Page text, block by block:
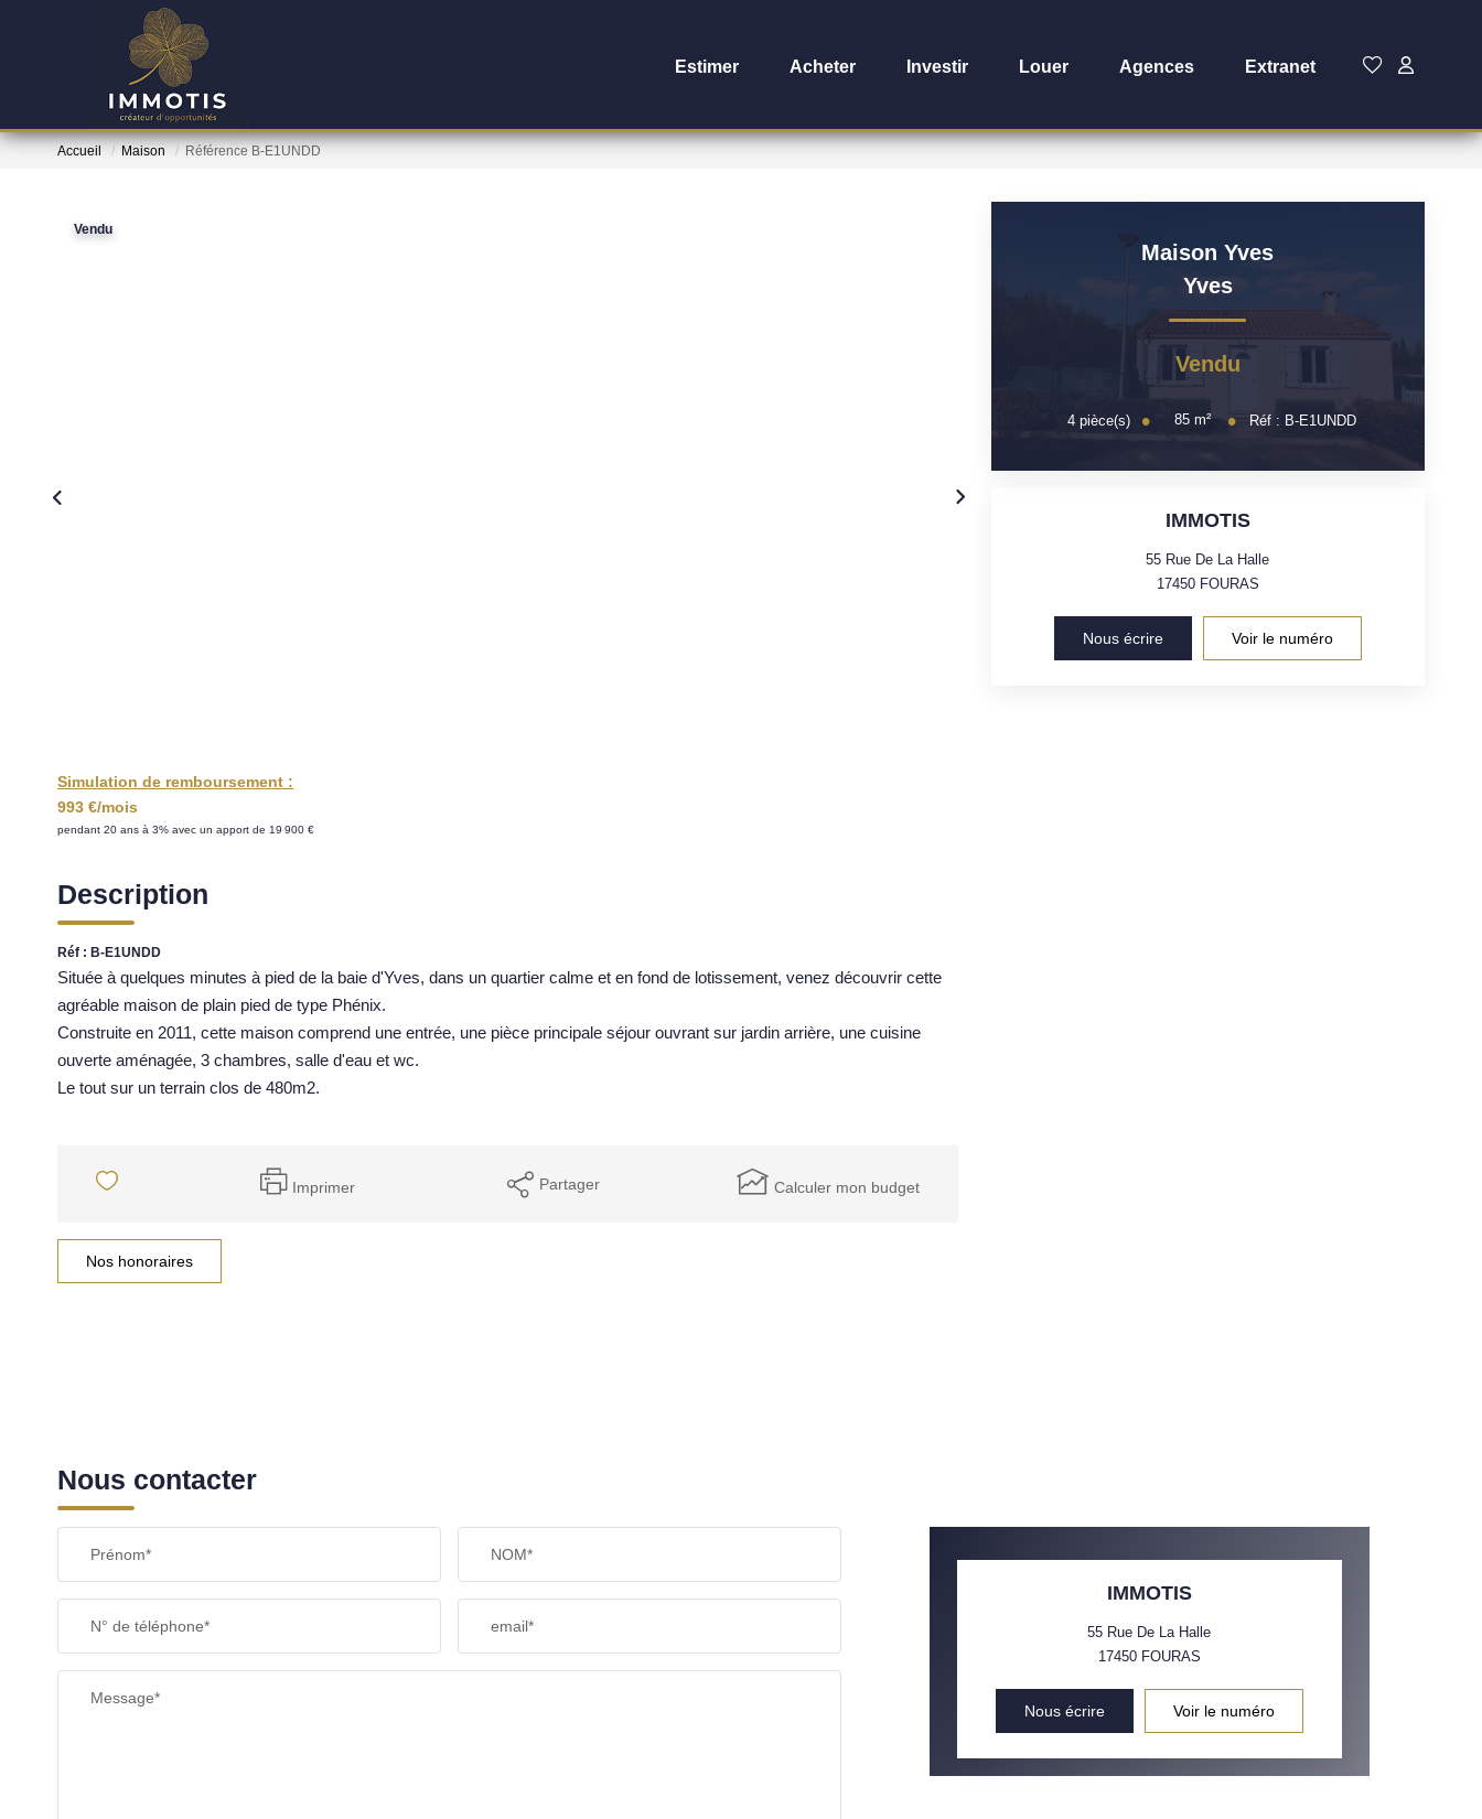
Estimer Acheter Investir Louer Agences Extranet
Accueil Maison Référence B-E1UNDD
Vendu
Simulation de remboursement :
993 €/mois
pendant 20 ans à 3% avec un apport de 19 900 €
Description
Réf : B-E1UNDD
Située à quelques minutes à pied de la baie d'Yves, dans un quartier calme et en fond de lotissement, venez découvrir cette
agréable maison de plain pied de type Phénix.
Construite en 2011, cette maison comprend une entrée, une pièce principale séjour ouvrant sur jardin arrière, une cuisine
ouverte aménagée, 3 chambres, salle d'eau et wc.
Le tout sur un terrain clos de 480m2.
Imprimer Partager Calculer mon budget
Nos honoraires
Maison Yves
Yves
Vendu
4pièce(s) 85m² Réf : B-E1UNDD
IMMOTIS
55 Rue De La Halle
17450 FOURAS
Nous écrire Voir le numéro
Nous contacter
Prénom* NOM*
N° de téléphone* email*
Message*
IMMOTIS
55 Rue De La Halle
17450 FOURAS
Nous écrire Voir le numéro